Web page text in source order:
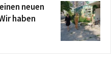
neuen
haben